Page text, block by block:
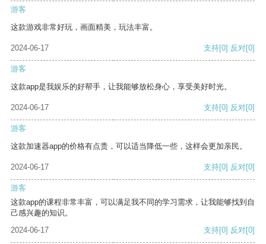
游客
这款游戏非常好玩，画面精美，玩法丰富。
2024-06-17 支持[0] 反对[0]
游客
这款app是我娱乐的好帮手，让我能够放松身心，享受美好时光。
2024-06-17 支持[0] 反对[0]
游客
这款加速器app的价格有点贵，可以适当降低一些，这样会更加亲民。
2024-06-17 支持[0] 反对[0]
游客
这款app的课程非常丰富，可以满足我不同的学习需求，让我能够找到自
己感兴趣的知识。
2024-06-17
支持[0] 反对[0]